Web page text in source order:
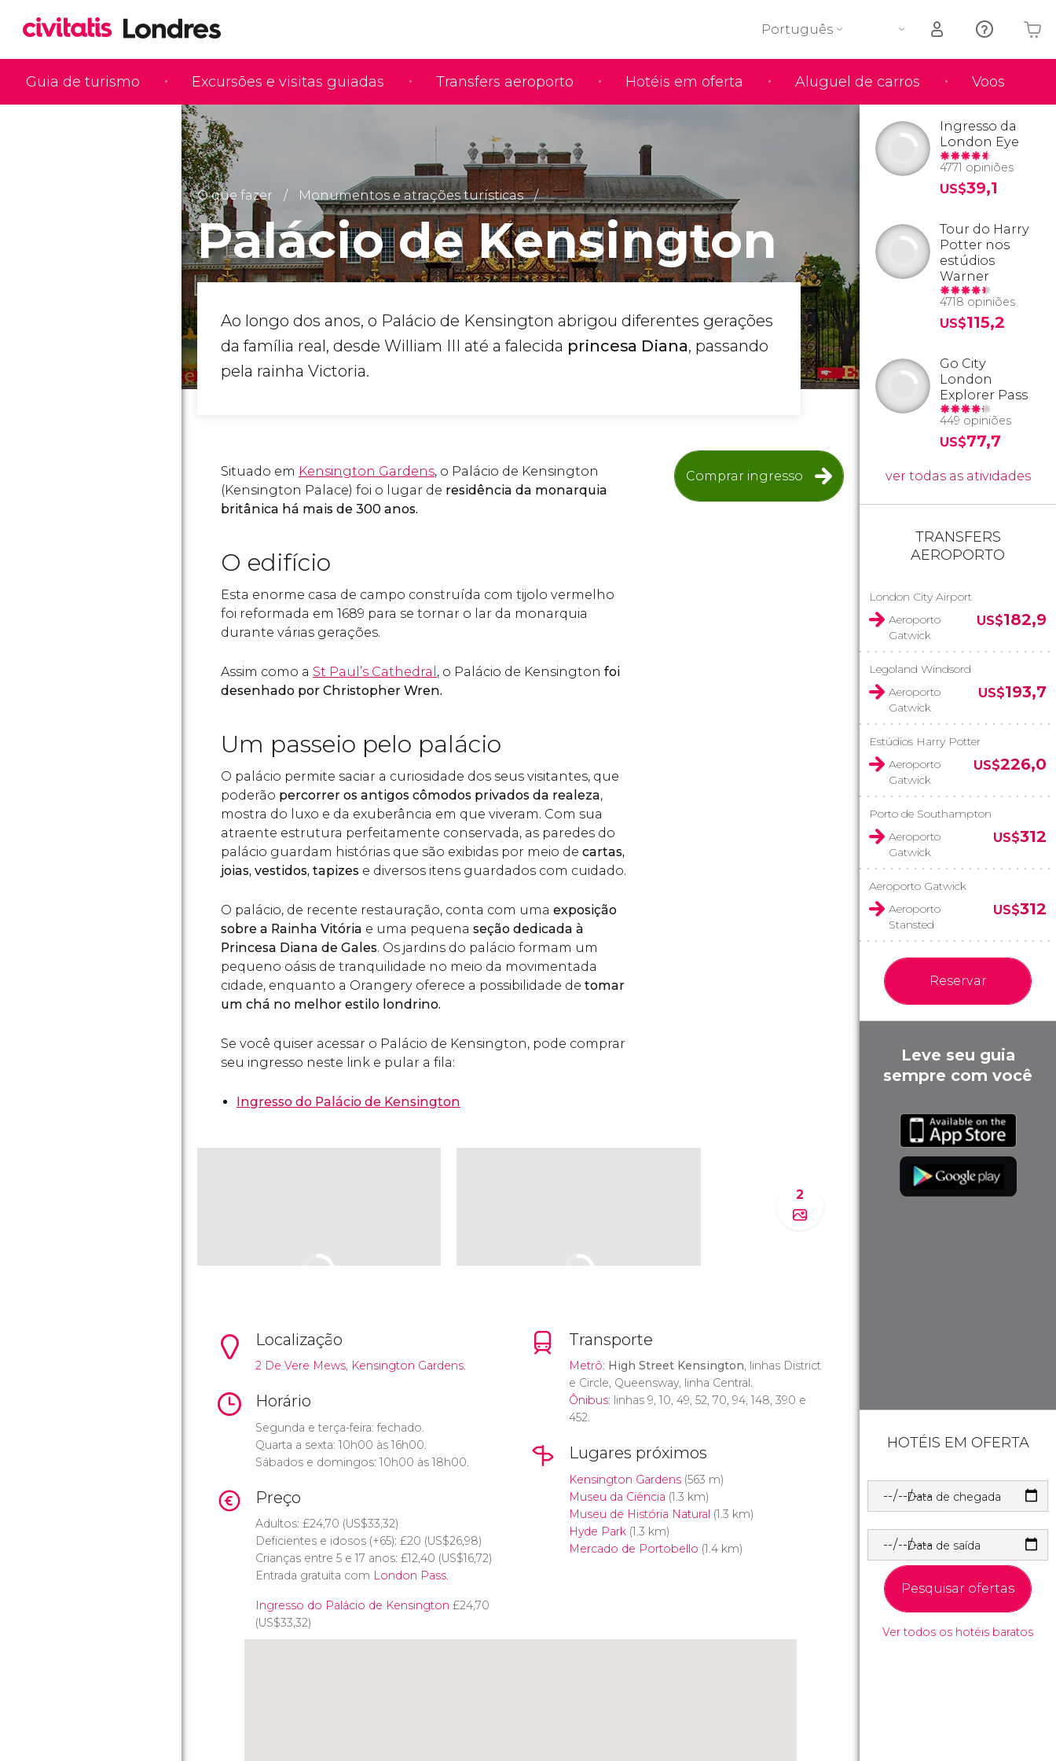
Guia de turismo Excursões e visitas guiadas Transfers aeroporto Hotéis em oferta Aluguel de carros Voos
Português
O seu carrinho está vazio
O que fazer Monumentos e atrações turísticas
Palácio de Kensington
Ao longo dos anos, o Palácio de Kensington abrigou diferentes gerações
da família real, desde William III até a falecida princesa Diana, passando
pela rainha Victoria.
Comprar ingresso
Situado em Kensington Gardens, o Palácio de Kensington
(Kensington Palace) foi o lugar de residência da monarquia
britânica há mais de 300 anos.
O edifício
Esta enorme casa de campo construída com tijolo vermelho
foi reformada em 1689 para se tornar o lar da monarquia
durante várias gerações.
Assim como a St Paul’s Cathedral , o Palácio de Kensington foi
desenhado por Christopher Wren.
Um passeio pelo palácio
O palácio permite saciar a curiosidade dos seus visitantes, que
poderão percorrer os antigos cômodos privados da realeza,
mostra do luxo e da exuberância em que viveram. Com sua
atraente estrutura perfeitamente conservada, as paredes do
palácio guardam histórias que são exibidas por meio de cartas,
joias, vestidos, tapizes e diversos itens guardados com cuidado.
O palácio, de recente restauração, conta com uma exposição
sobre a Rainha Vitória e uma pequena seção dedicada à
Princesa Diana de Gales. Os jardins do palácio formam um
pequeno oásis de tranquilidade no meio da movimentada
cidade, enquanto a Orangery oferece a possibilidade de tomar
um chá no melhor estilo londrino.
Se você quiser acessar o Palácio de Kensington, pode comprar
seu ingresso neste link e pular a fila:
Ingresso do Palácio de Kensington
2
Localização
2 De Vere Mews, Kensington Gardens.
Horário
Segunda e terça-feira: fechado.
Quarta a sexta: 10h00 às 16h00.
Sábados e domingos: 10h00 às 18h00.
Preço
Adultos: £24,70 (US$33,32)
Deficientes e idosos (+65): £20 (US$26,98)
Crianças entre 5 e 17 anos: £12,40 (US$16,72)
Entrada gratuita com London Pass.
Ingresso do Palácio de Kensington £24,70
(US$33,32)
Transporte
Metrô: High Street Kensington, linhas District
e Circle, Queensway, linha Central.
Ônibus: linhas 9, 10, 49, 52, 70, 94, 148, 390 e
452.
Lugares próximos
Kensington Gardens(563 m)
Museu da Ciência (1.3 km)
Museu de História Natural (1.3 km)
Hyde Park(1.3 km)
Mercado de Portobello (1.4 km)
Ingresso da
London Eye
4771 opiniões
US$39,1
Tour do Harry
Potter nos
estúdios
Warner
4718 opiniões
US$115,2
Go City
London
Explorer Pass
449 opiniões
US$77,7
ver todas as atividades
TRANSFERS
AEROPORTO
London City Airport
Aeroporto
Gatwick
US$182,9
Legoland Windsord
Aeroporto
Gatwick
US$193,7
Estúdios Harry Potter
Aeroporto
Gatwick
US$226,0
Porto de Southampton
Aeroporto
Gatwick
US$312
Aeroporto Gatwick
Aeroporto
Stansted
US$312
Reservar
Leve seu guia
sempre com você
HOTÉIS EM OFERTA
Data de chegada
Data de saída
Pesquisar ofertas
Ver todos os hotéis baratos